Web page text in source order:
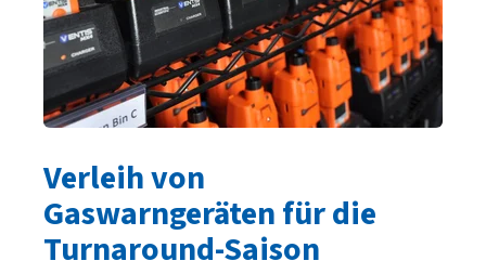
Verleih von
Gaswarngeräten für die
Turnaround-Saison